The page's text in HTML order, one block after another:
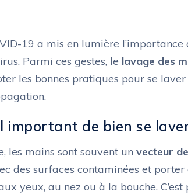
19 a mis en lumière l’importance
Parmi ces gestes, le lavage des
les bonnes pratiques pour se
important de bien se
les mains sont souvent un vecteur
des surfaces contaminées et
yeux, au nez ou à la bouche.